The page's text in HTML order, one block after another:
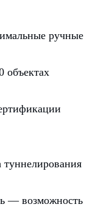
ручные
объектах
— возможность